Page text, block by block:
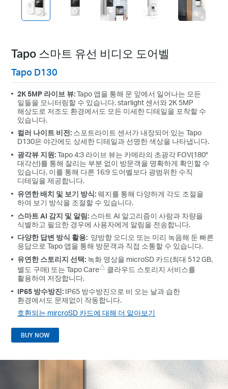
Tapo 스마트 유선 비디오 도어벨
Tapo D130
2K 5MP 라이브 뷰:Tapo 앱을 통해 문 앞에서 일어나는 모든
일들을 모니터링할 수 있습니다. starlight 센서와 2K 5MP
해상도로 저조도 환경에서도 모든 미세한 디테일을 포착할 수
있습니다.
컬러 나이트 비전: 스포트라이트 센서가 내장되어 있는 Tapo
D130은 야간에도 상세한 디테일과 선명한 색상을 나타냅니다.
광각뷰 지원:Tapo 4:3 라이브 뷰는 카메라의 초광각 FOV(180°
대각선)를 통해 잘리는 부분 없이 방문객을 명확하게 확인할 수
있습니다. 이를 통해 다른 16:9 도어벨보다 광범위한 수직
디테일을 제공합니다.
유연한 배치 및 보기 방식:웨지를 통해 다양하게 각도 조절을
하여 보기 방식을 조절할 수 있습니다.
스마트 AI 감지 및 알림: 스마트 AI 알고리즘이 사람과 차량을
식별하고 필요한 경우에 사용자에게 알림을 전송합니다.
다양한 답변 방식 활용: 양방향 오디오 또는 미리 녹음해 둔 빠른
응답으로 Tapo 앱을 통해 방문객과 직접 소통할 수 있습니다.
유연한 스토리지 선택: 녹화 영상을 microSD 카드(최대 512 GB,
별도 구매) 또는 Tapo Care△ 클라우드 스토리지 서비스를
활용하여 저장합니다.
IP65 방수방진: IP65 방수방진으로 비 오는 날과 습한
환경에서도 문제없이 작동합니다.
호환되는 mircroSD 카드에 대해 더 알아보기
BUY NOW